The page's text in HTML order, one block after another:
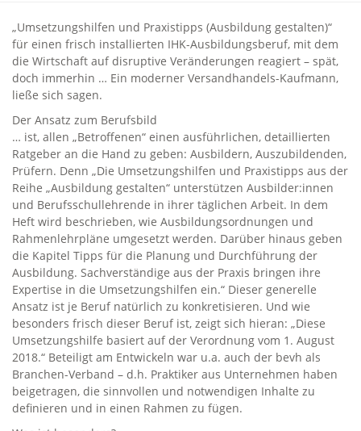
„Umsetzungshilfen und Praxistipps (Ausbildung gestalten)“
für einen frisch installierten IHK-Ausbildungsberuf, mit dem
die Wirtschaft auf disruptive Veränderungen reagiert – spät,
doch immerhin … Ein moderner Versandhandels-Kaufmann,
ließe sich sagen.
Der Ansatz zum Berufsbild
… ist, allen „Betroffenen“ einen ausführlichen, detaillierten
Ratgeber an die Hand zu geben: Ausbildern, Auszubildenden,
Prüfern. Denn „Die Umsetzungshilfen und Praxistipps aus der
Reihe „Ausbildung gestalten“ unterstützen Ausbilder:innen
und Berufsschullehrende in ihrer täglichen Arbeit. In dem
Heft wird beschrieben, wie Ausbildungsordnungen und
Rahmenlehrpläne umgesetzt werden. Darüber hinaus geben
die Kapitel Tipps für die Planung und Durchführung der
Ausbildung. Sachverständige aus der Praxis bringen ihre
Expertise in die Umsetzungshilfen ein.“ Dieser generelle
Ansatz ist je Beruf natürlich zu konkretisieren. Und wie
besonders frisch dieser Beruf ist, zeigt sich hieran: „Diese
Umsetzungshilfe basiert auf der Verordnung vom 1. August
2018.“ Beteiligt am Entwickeln war u.a. auch der bevh als
Branchen-Verband – d.h. Praktiker aus Unternehmen haben
beigetragen, die sinnvollen und notwendigen Inhalte zu
definieren und in einen Rahmen zu fügen.